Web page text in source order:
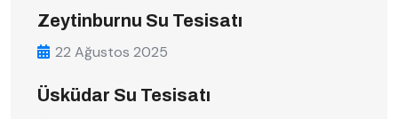
Zeytinburnu Su Tesisatı
22 Ağustos 2025
Üsküdar Su Tesisatı